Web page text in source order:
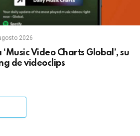
2026
Video Charts Global’, su
de videoclips